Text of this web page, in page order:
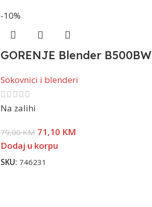
-10%
GORENJE Blender B500BW
Sokovnici i blenderi
Na zalihi
79,00KM 71,10 KM
Dodaj u korpu
SKU: 746231